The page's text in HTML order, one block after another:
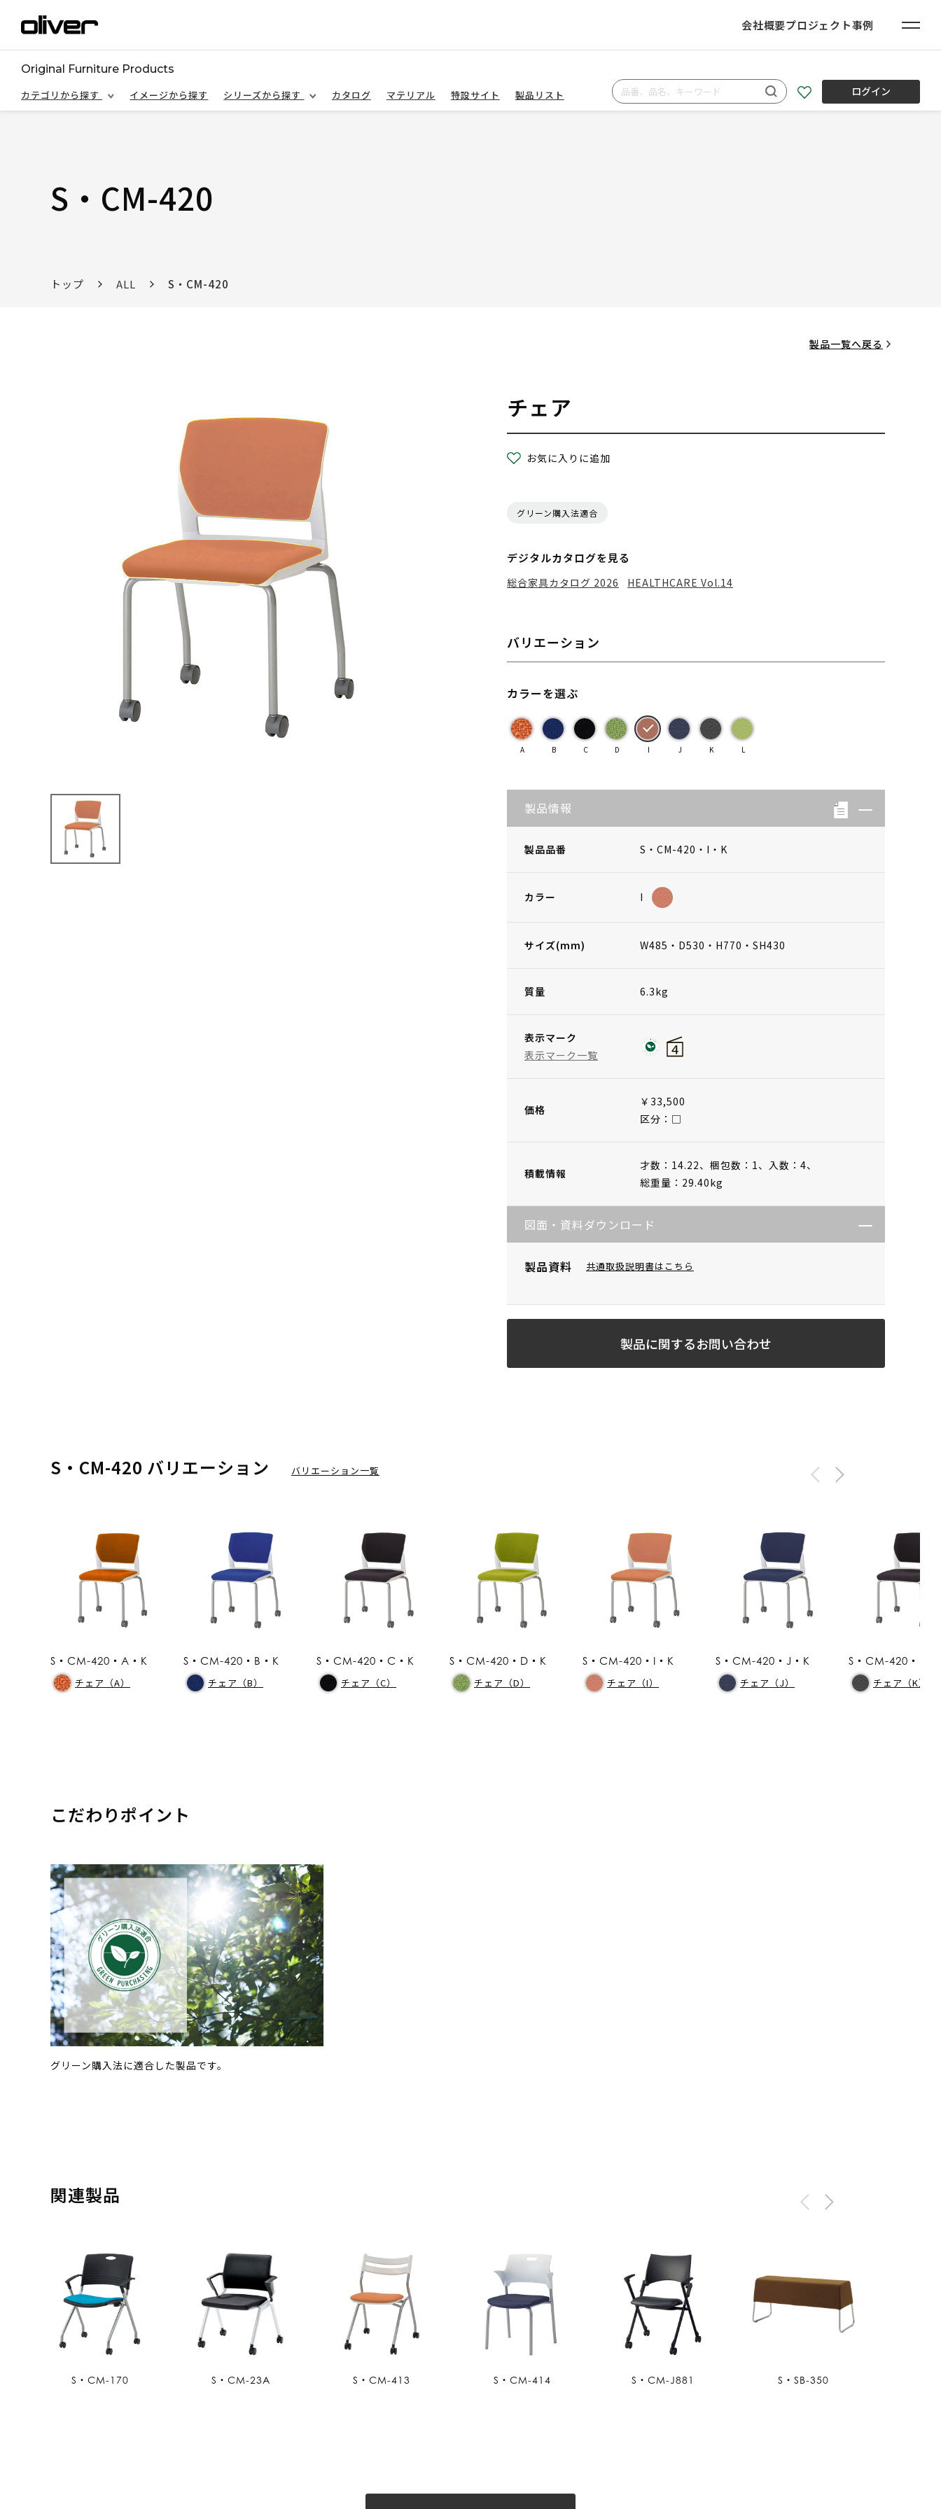
会社概要プロジェクト事例
Original Furniture Products
カテゴリから探す
イメージから探す シリーズから探す カタログ マテリアル 特設サイト 製品リスト ログイン
S・CM-420
トップ ALL S・CM-420
製品一覧へ戻る
チェア
お気に入りに追加
グリーン購入法適合
デジタルカタログを見る
総合家具カタログ 2026 HEALTHCARE Vol.14
バリエーション
カラーを選ぶ
A B C D I J K L
製品情報
製品品番 S・CM-420・I・K
カラー I
サイズ(mm) W485・D530・H770・SH430
質量 6.3kg
表示マーク
表示マーク一覧
価格
￥33,500
区分：□
積載情報
才数：14.22、 梱包数：1、 入数：4、
総重量：29.40kg
図面・資料ダウンロード
製品資料 共通取扱説明書はこちら
製品に関するお問い合わせ
S・CM-420 バリエーション バリエーション一覧
S・CM-420・A・K
チェア（A）
S・CM-420・B・K
チェア（B）
S・CM-420・C・K
チェア（C）
S・CM-420・D・K
チェア（D）
S・CM-420・I・K
チェア（I）
S・CM-420・J・K
チェア（J）
S・CM-420・K・
チェア（K）
こだわりポイント
グリーン購入法に適合した製品です。
関連製品
S・CM-170 S・CM-23A S・CM-413 S・CM-414 S・CM-J881 S・SB-350